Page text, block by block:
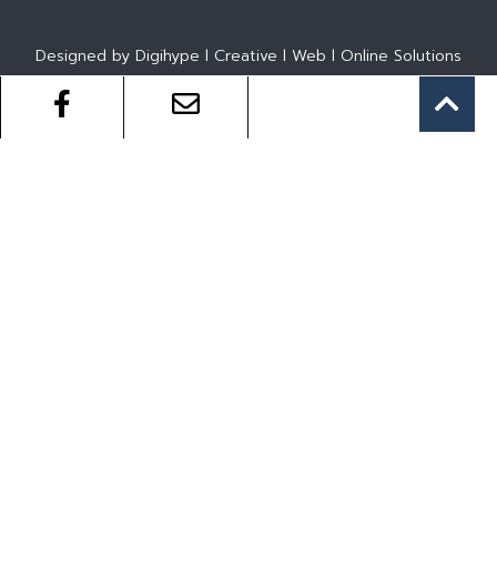
Designed by Digihype l Creative l Web l Online Solutions